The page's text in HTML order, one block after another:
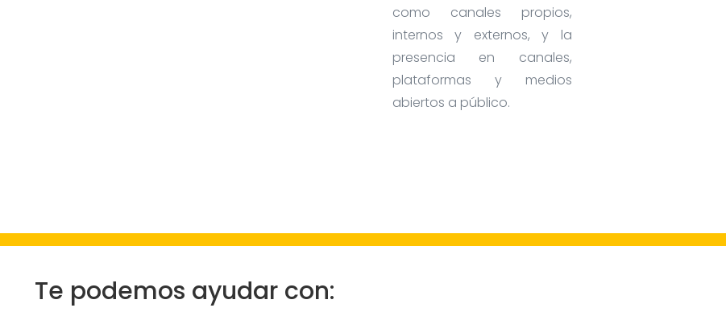
como canales propios,
internos y externos, y la
presencia en canales,
plataformas y medios
abiertos a público.
Te podemos ayudar con: